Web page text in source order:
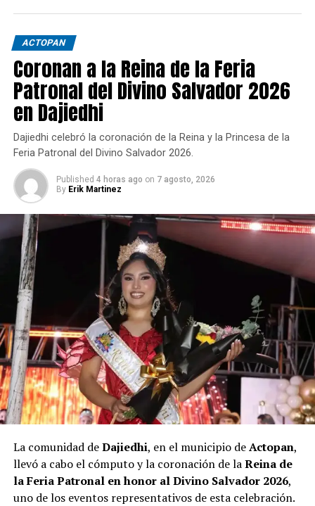
ACTOPAN
Coronan a la Reina de la Feria
Patronal del Divino Salvador 2026
en Dajiedhi
Dajiedhi celebró la coronación de la Reina y la Princesa de la
Feria Patronal del Divino Salvador 2026.
Published 4 horas ago on 7 agosto, 2026
By Erik Martinez
La comunidad deDajiedhi, en el municipio deActopan,
llevó a cabo el cómputo y la coronación de laReina de
la Feria Patronal en honor al Divino Salvador 2026,
uno de los eventos representativos de esta celebración.